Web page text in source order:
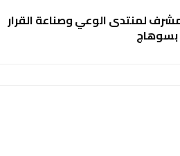
لمنتدى الوعي وصناعة القرار
بسوهاج